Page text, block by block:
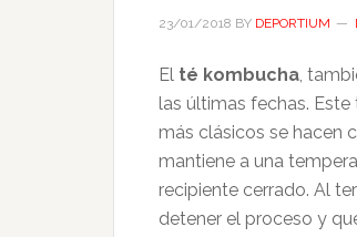
23/01/2018 BY DEPORTIUM
El té kombucha,
las últimas fechas.
más clásicos se hacen
mantiene a una
recipiente cerrado. Al
detener el proceso y